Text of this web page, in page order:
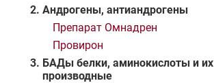
Андрогены, антиандрогены
Препарат Омнадрен
Провирон
БАДы белки, аминокислоты и их
производные